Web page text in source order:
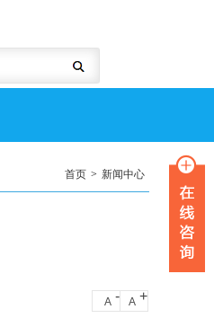
首页 > 新闻中心
A - A +